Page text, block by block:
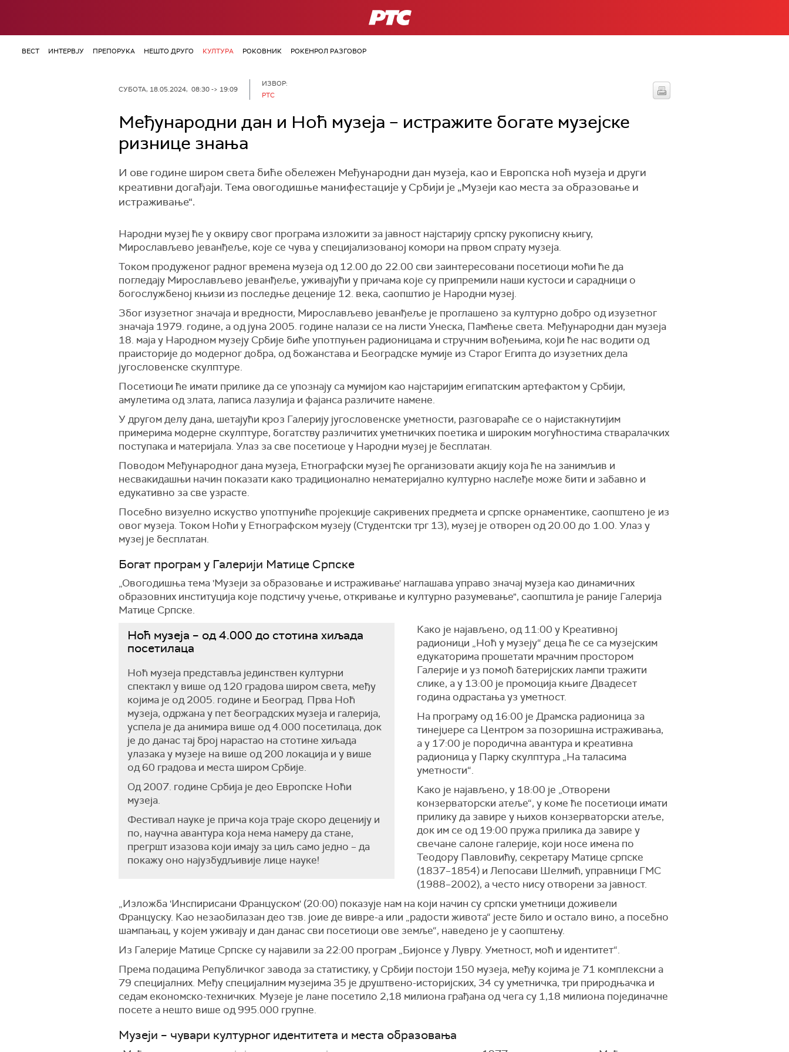
РТС
ВЕСТ ИНТЕРВЈУ ПРЕПОРУКА НЕШТО ДРУГО КУЛТУРА РОКОВНИК РОКЕНРОЛ РАЗГОВОР
СУБОТА, 18.05.2024, 08:30 -> 19:09
ИЗВОР:
РТС
Међународни дан и Ноћ музеја – истражите богате музејске
ризнице знања
И ове године широм света биће обележен Међународни дан музеја, као и Европска ноћ музеја и други
креативни догађаји. Тема овогодишње манифестације у Србији је „Музеји као места за образовање и
истраживање“.
Народни музеј ће у оквиру свог програма изложити за јавност најстарију српску рукописну књигу,
Мирослављево јеванђеље, које се чува у специјализованој комори на првом спрату музеја.
Током продуженог радног времена музеја од 12.00 до 22.00 сви заинтересовани посетиоци моћи ће да
погледају Мирослављево јеванђеље, уживајући у причама које су припремили наши кустоси и сарадници о
богослужбеној књизи из последње деценије 12. века, саопштио је Народни музеј.
Због изузетног значаја и вредности, Мирослављево јеванђеље је проглашено за културно добро од изузетног
значаја 1979. године, а од јуна 2005. године налази се на листи Унеска, Памћење света. Међународни дан музеја
18. маја у Народном музеју Србије биће употпуњен радионицама и стручним вођењима, који ће нас водити од
праисторије до модерног добра, од божанстава и Београдске мумије из Старог Египта до изузетних дела
југословенске скулптуре.
Посетиоци ће имати прилике да се упознају са мумијом као најстаријим египатским артефактом у Србији,
амулетима од злата, лаписа лазулија и фајанса различите намене.
У другом делу дана, шетајући кроз Галерију југословенске уметности, разговараће се о најистакнутијим
примерима модерне скулптуре, богатству различитих уметничких поетика и широким могућностима стваралачких
поступака и материјала. Улаз за све посетиоце у Народни музеј је бесплатан.
Поводом Међународног дана музеја, Етнографски музеј ће организовати акцију која ће на занимљив и
несвакидашњи начин показати како традиционално нематеријално културно наслеђе може бити и забавно и
едукативно за све узрасте.
Посебно визуелно искуство употпуниће пројекције сакривених предмета и српске орнаментике, саопштено је из
овог музеја. Током Ноћи у Етнографском музеју (Студентски трг 13), музеј је отворен од 20.00 до 1.00. Улаз у
музеј је бесплатан.
Богат програм у Галерији Матице Српске
„Овогодишња тема 'Музеји за образовање и истраживање' наглашава управо значај музеја као динамичних
образовних институција које подстичу учење, откривање и културно разумевање", саопштила је раније Галерија
Матице Српске.
Ноћ музеја – од 4.000 до стотина хиљада
посетилаца
Ноћ музеја представља јединствен културни
спектакл у више од 120 градова широм света, међу
којима је од 2005. године и Београд. Прва Ноћ
музеја, одржана у пет београдских музеја и галерија,
успела је да анимира више од 4.000 посетилаца, док
је до данас тај број нарастао на стотине хиљада
улазака у музеје на више од 200 локација и у више
од 60 градова и места широм Србије.
Од 2007. године Србија је део Европске Ноћи
музеја.
Фестивал науке је прича која траје скоро деценију и
по, научна авантура која нема намеру да стане,
прегршт изазова који имају за циљ само једно – да
покажу оно најузбудљивије лице науке!
Како је најављено, од 11:00 у Креативној
радионици „Ноћ у музеју“ деца ће се са музејским
едукаторима прошетати мрачним простором
Галерије и уз помоћ батеријских лампи тражити
слике, а у 13:00 је промоција књиге Двадесет
година одрастања уз уметност.
На програму од 16:00 је Драмска радионица за
тинејџере са Центром за позоришна истраживања,
а у 17:00 је породична авантура и креативна
радионица у Парку скулптура „На таласима
уметности“.
Како је најављено, у 18:00 је „Отворени
конзерваторски атеље“, у коме ће посетиоци имати
прилику да завире у њихов конзерваторски атеље,
док им се од 19:00 пружа прилика да завире у
свечане салоне галерије, који носе имена по
Теодору Павловићу, секретару Матице српске
(1837–1854) и Лепосави Шелмић, управници ГМС
(1988–2002), а често нису отворени за јавност.
„Изложба 'Инспирисани Француском' (20:00) показује нам на који начин су српски уметници доживели
Француску. Као незаобилазан део тзв. јоие де вивре-а или „радости живота“ јесте било и остало вино, а посебно
шампањац, у којем уживају и дан данас сви посетиоци ове земље“, наведено је у саопштењу.
Из Галерије Матице Српске су најавили за 22:00 програм „Бијонсе у Лувру. Уметност, моћ и идентитет“.
Према подацима Републичког завода за статистику, у Србији постоји 150 музеја, међу којима је 71 комплексни а
79 специјалних. Међу специјалним музејима 35 је друштвено-историјских, 34 су уметничка, три природњачка и
седам економско-техничких. Музеје је лане посетило 2,18 милиона грађана од чега су 1,18 милиона појединачне
посете а нешто више од 995.000 групне.
Музеји – чувари културног идентитета и места образовања